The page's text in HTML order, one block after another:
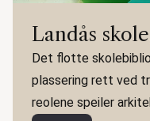
Landås
Det flotte
plassering rett ved
reolene speiler